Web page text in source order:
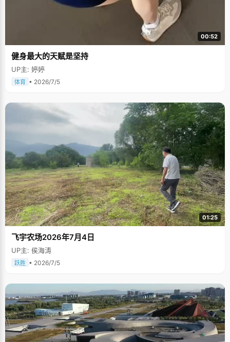
00:52
健身最大的天赋是坚持
UP主: 婷婷
体育 • 2026/7/5
01:25
飞宇农场2026年7月4日
UP主: 侯海涛
跃胜 • 2026/7/5